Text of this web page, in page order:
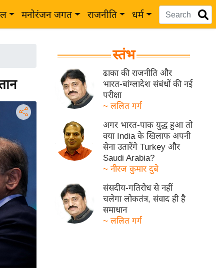
मनोरंजन जगत राजनीति धर्म
स्तंभ
ढाका की राजनीति और
भारत-बांग्लादेश संबंधों की नई
परीक्षा
~ ललित गर्ग
अगर भारत-पाक युद्ध हुआ तो
क्या India के खिलाफ अपनी
सेना उतारेंगे Turkey और
Saudi Arabia?
~ नीरज कुमार दुबे
संसदीय-गतिरोध से नहीं
चलेगा लोकतंत्र, संवाद ही है
समाधान
~ ललित गर्ग